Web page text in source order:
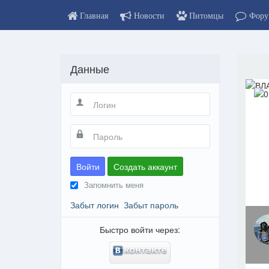
Главная Новости Питомцы
Данные
Войти Создать аккаунт
Запомнить меня
Забыт логин Забыт пароль
Быстро войти через: